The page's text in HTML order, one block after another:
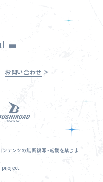
お問い合わせ
ンテンツの無断複写・転載を禁じま
project.